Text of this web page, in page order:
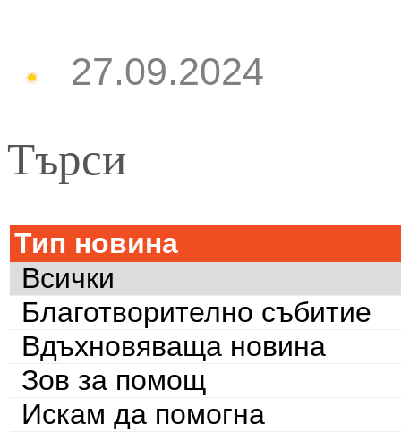
27.09.2024
Търси
Тип новина
Всички
Благотворително събитие
Вдъхновяваща новина
Зов за помощ
Искам да помогна